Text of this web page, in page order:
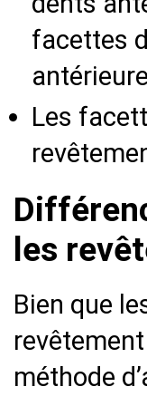
facettes
Les
les
Bien que
méthode